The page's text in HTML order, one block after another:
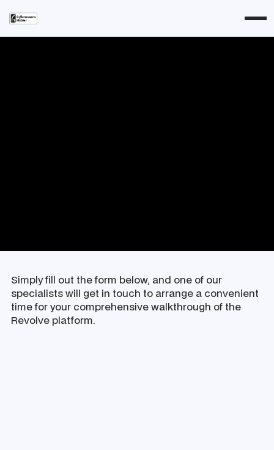
Simply fill out the form below, and one of our
specialists will get in touch to arrange a convenient
time for your comprehensive walkthrough of the
Revolve platform.